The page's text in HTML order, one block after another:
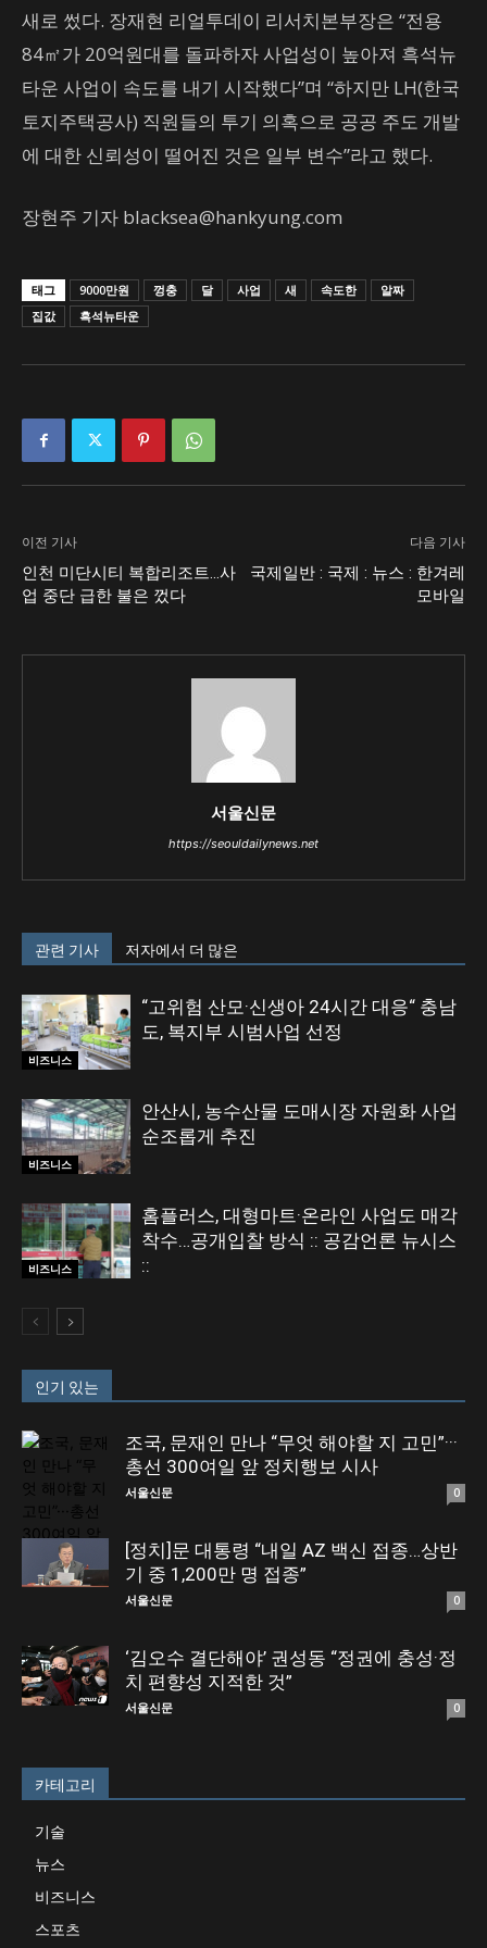
새로 썼다. 장재현 리얼투데이 리서치본부장은 “전용
84㎡가 20억원대를 돌파하자 사업성이 높아져 흑석뉴
타운 사업이 속도를 내기 시작했다”며 “하지만 LH(한국
토지주택공사) 직원들의 투기 의혹으로 공공 주도 개발
에 대한 신뢰성이 떨어진 것은 일부 변수”라고 했다.
장현주 기자 blacksea@hankyung.com
태그 9000만원 껑충 달 사업 새 속도한
알짜
집값
흑석뉴타운
이전 기사
인천 미단시티 복합리조트…사
업 중단 급한 불은 껐다
다음 기사
국제일반 : 국제 : 뉴스 : 한겨레
모바일
서울신문
https://seouldailynews.net
관련 기사 저자에서 더 많은
비즈니스
“고위험 산모·신생아 24시간 대응“ 충남
도, 복지부 시범사업 선정
비즈니스
안산시, 농수산물 도매시장 자원화 사업
순조롭게 추진
비즈니스
홈플러스, 대형마트·온라인 사업도 매각
착수…공개입찰 방식 :: 공감언론 뉴시스
::
인기 있는
조국, 문재인 만나 “무엇 해야할 지 고민”···
총선 300여일 앞 정치행보 시사
서울신문 0
[정치]문 대통령 “내일 AZ 백신 접종…상반
기 중 1,200만 명 접종”
서울신문 0
‘김오수 결단해야’ 권성동 “정권에 충성·정
치 편향성 지적한 것”
서울신문 0
카테고리
기술
뉴스
비즈니스
스포츠